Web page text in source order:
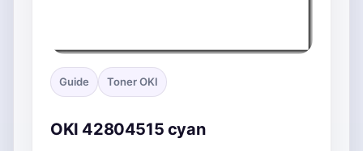
Guide Toner OKI
OKI 42804515 cyan